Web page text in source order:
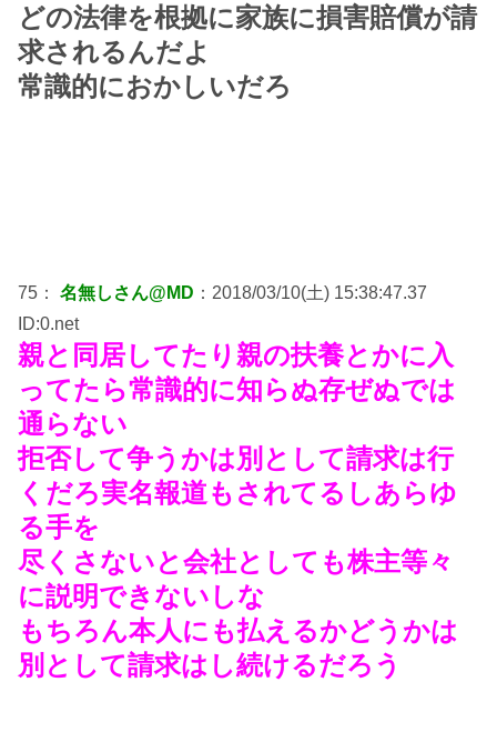
どの法律を根拠に家族に損害賠償が請
求されるんだよ
常識的におかしいだろ
75： 名無しさん@MD ：2018/03/10(土) 15:38:47.37
ID:0.net
親と同居してたり親の扶養とかに入
ってたら常識的に知らぬ存ぜぬでは
通らない
拒否して争うかは別として請求は行
くだろ実名報道もされてるしあらゆ
る手を
尽くさないと会社としても株主等々
に説明できないしな
もちろん本人にも払えるかどうかは
別として請求はし続けるだろう